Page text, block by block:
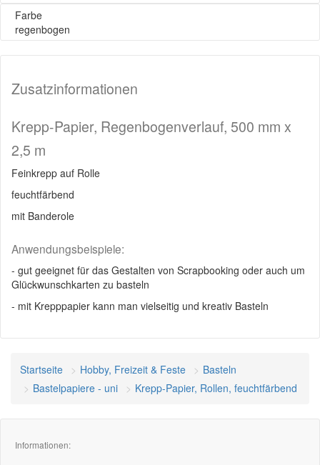
Farbe
regenbogen
Zusatzinformationen
Krepp-Papier, Regenbogenverlauf, 500 mm x
2,5 m
Feinkrepp auf Rolle
feuchtfärbend
mit Banderole
Anwendungsbeispiele:
- gut geeignet für das Gestalten von Scrapbooking oder auch um
Glückwunschkarten zu basteln
- mit Krepppapier kann man vielseitig und kreativ Basteln
Startseite Hobby, Freizeit & Feste
Basteln
Bastelpapiere - uni
Krepp-Papier, Rollen, feuchtfärbend
Informationen: